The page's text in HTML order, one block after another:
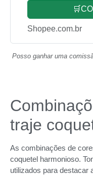
Shopee.com.br
Posso ganhar uma
traje
As combinações de
coquetel harmonioso.
utilizados para destacar